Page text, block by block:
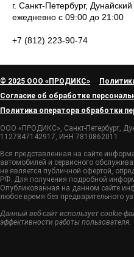
г. Санкт-Петербург,
ежедневно с 09:00 до 21:00
+7 (812) 223-90-74
© 2025 ООО «ПРОДИКС»
Согласие об обработке
Политика оператора обработки
ООО «ПРОДИКС», Санкт-Петербург,
1127847142917, ИНН 7810862011
Вся представленная на сайте
автомобилей и сервисного
не является публичной офертой,
РФ. Для получения подробной
Опубликованная на данном сайте
любое время без предварительного
Данный веб-сайт использует cookie-
эффективности работы пользователя.